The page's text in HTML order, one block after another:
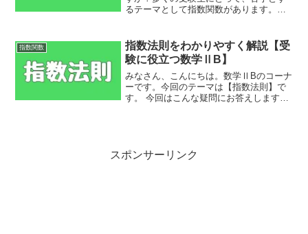
るテーマとして指数関数があります。そ
ポイントです。そこで、今回は【累乗根
の性質】について勉強を...
指数関数
指数法則をわかりやすく解説【受
験に役立つ数学ⅡB】
みなさん、こんにちは。数学ⅡBのコーナ
ーです。今回のテーマは【指数法則】で
す。 今回はこんな疑問にお答えします。
スポンサーリンク